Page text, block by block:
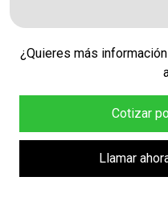
¿Quieres más
Cotizar
Llamar